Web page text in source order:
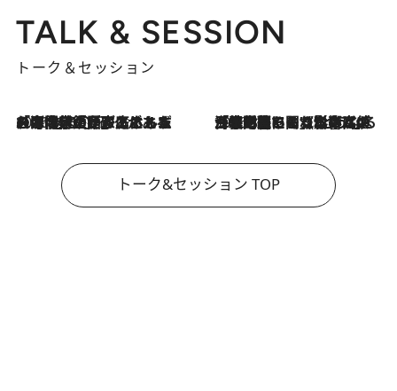
TALK & SESSION
トーク＆セッション
2026.8.3
「今後値上げがあるとすれば…」「リスクがあるのは今年の冬」エネルギー専門家が語る、ホルムズ海峡封鎖が家庭にもたらす“ある心配” 2026.8.3
「住宅建てられない…」「サーチャージ料の高値が続いている」ホルムズ海峡封鎖による影響はいつまで続く？《エネルギー専門家に聞く“どうなる日本の暮らし”》
トーク&セッション TOP